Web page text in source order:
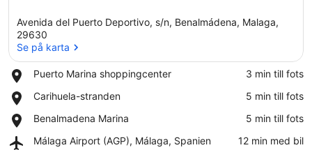
Se på karta
Avenida del Puerto Deportivo, s/n, Benalmádena, Malaga,
29630
Se på karta
Puerto Marina shoppingcenter
Place,
Marina
‪3 min till fots‬
Carihuela-stranden
Place,
stranden
‪5 min till fots‬
Benalmadena Marina
Place,
Marina
‪5 min till fots‬
Málaga Airport (AGP), Málaga, Spanien
Airport,
‪12 min med bil‬